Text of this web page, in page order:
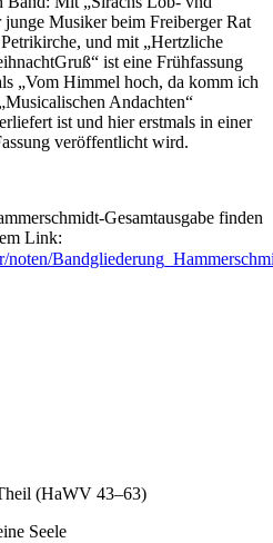
Musiker beim Freiberger Rat
und mit „Hertzliche
ist eine Frühfassung
„Vom Himmel hoch, da komm ich
Andachten“
ist und hier erstmals in einer
veröffentlicht wird.
Gesamtausgabe finden
Link:
(HaWV 43–63)
Seele